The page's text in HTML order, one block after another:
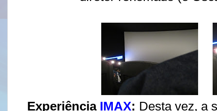
Experiência IMAX: Desta vez, a